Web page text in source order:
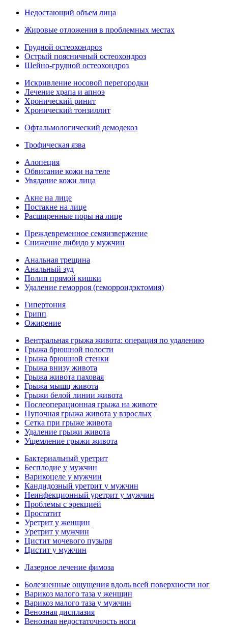
Недостающий объем лица
Жировые отложения в проблемных местах
Грудной остеохондроз
Острый поясничный остеохондроз
Шейно-грудной остеохондроз
Искривление носовой перегородки
Лечение храпа и апноэ
Хронический ринит
Хронический тонзиллит
Офтальмологический демодекоз
Трофическая язва
Алопеция
Обвисание кожи на теле
Увядание кожи лица
Акне на лице
Постакне на лице
Расширенные поры на лице
Преждевременное семяизвержение
Снижение либидо у мужчин
Анальная трещина
Анальный зуд
Полип прямой кишки
Удаление геморроя (геморроидэктомия)
Гипертония
Грипп
Ожирение
Вентральная грыжа живота: операция по удалению
Грыжа брюшной полости
Грыжа брюшной стенки
Грыжа внизу живота
Грыжа живота паховая
Грыжа мышц живота
Грыжи белой линии живота
Послеоперационная грыжа на животе
Пупочная грыжа живота у взрослых
Сетка при грыже живота
Удаление грыжи живота
Ущемление грыжи живота
Бактериальный уретрит
Бесплодие у мужчин
Варикоцеле у мужчин
Кандидозный уретрит у мужчин
Неинфекционный уретрит у мужчин
Проблемы с эрекцией
Простатит
Уретрит у женщин
Уретрит у мужчин
Цистит мочевого пузыря
Цистит у мужчин
Лазерное лечение фимоза
Болезненные ощущения вдоль всей поверхности ног
Варикоз малого таза у женщин
Варикоз малого таза у мужчин
Венозная дисплазия
Венозная недостаточность ноги